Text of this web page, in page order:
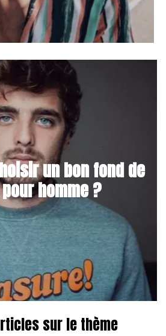
un bon fond de
homme ?
sur le thème